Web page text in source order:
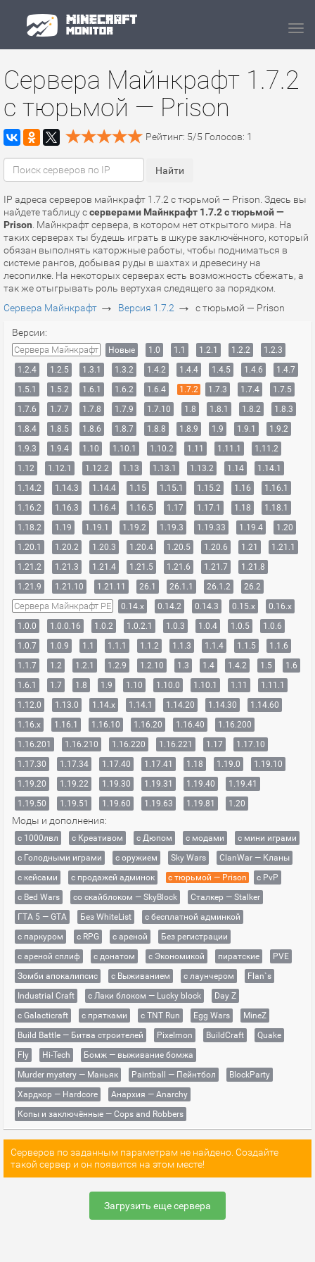
Сервера Майнкрафт 1.7.2
с тюрьмой — Prison
Рейтинг: 5/5 Голосов: 1
IP адреса серверов майнкрафт 1.7.2 с тюрьмой — Prison. Здесь вы
найдете таблицу ссерверами Майнкрафт 1.7.2 с тюрьмой —
Prison . Майнкрафт сервера, в котором нет открытого мира. На
таких серверах ты будешь играть в шкуре заключённого, который
обязан выполнять каторжные работы, чтобы подниматься в
системе рангов, добывая руды в шахтах и древесину на
лесопилке. На некоторых серверах есть возможность сбежать, а
так же отыгрывать роль вертухая следящего за порядком.
Сервера Майнкрафт → Версия 1.7.2 → с тюрьмой — Prison
Версии:
Сервера Майнкрафт Новые 1.0 1.1 1.2.1 1.2.2
1.2.3
1.2.4
1.2.5 1.3.1 1.3.2 1.4.2 1.4.4 1.4.5 1.4.6
1.4.7
1.5.1
1.5.2 1.6.1 1.6.2 1.6.4 1.7.2 1.7.3 1.7.4
1.7.5
1.7.6
1.7.7 1.7.8 1.7.9 1.7.10 1.8 1.8.1 1.8.2
1.8.3
1.8.4
1.8.5 1.8.6 1.8.7 1.8.8 1.8.9 1.9 1.9.1
1.9.2
1.9.3
1.9.4 1.10 1.10.1 1.10.2 1.11 1.11.1
1.11.2
1.12
1.12.1 1.12.2 1.13 1.13.1 1.13.2 1.14
1.14.1
1.14.2
1.14.3 1.14.4 1.15 1.15.1 1.15.2 1.16
1.16.1
1.16.2
1.16.3 1.16.4 1.16.5 1.17 1.17.1 1.18
1.18.1
1.18.2
1.19 1.19.1 1.19.2 1.19.3 1.19.33 1.19.4
1.20
1.20.1
1.20.2 1.20.3 1.20.4 1.20.5 1.20.6 1.21
1.21.1
1.21.2
1.21.3 1.21.4 1.21.5 1.21.6 1.21.7
1.21.8
1.21.9
1.21.10 1.21.11 26.1 26.1.1 26.1.2 26.2
Сервера Майнкрафт PE 0.14.x 0.14.2 0.14.3 0.15.x
0.16.x
1.0.0
1.0.0.16 1.0.2 1.0.2.1 1.0.3 1.0.4 1.0.5
1.0.6
1.0.7
1.0.9 1.1 1.1.1 1.1.2 1.1.3 1.1.4 1.1.5
1.1.6
1.1.7
1.2 1.2.1 1.2.9 1.2.10 1.3 1.4 1.4.2 1.5
1.6
1.6.1
1.7 1.8 1.9 1.10 1.10.0 1.10.1 1.11
1.11.1
1.12.0
1.13.0 1.14.x 1.14.1 1.14.20 1.14.30
1.14.60
1.16.x
1.16.1 1.16.10 1.16.20 1.16.40
1.16.200
1.16.201
1.16.210 1.16.220 1.16.221 1.17
1.17.10
1.17.30
1.17.34 1.17.40 1.17.41 1.18 1.19.0
1.19.10
1.19.20
1.19.22 1.19.30 1.19.31 1.19.40
1.19.41
1.19.50
1.19.51 1.19.60 1.19.63 1.19.81 1.20
Моды и дополнения:
с 1000лвл c Креативом с Дюпом с модами
с мини играми
с Голодными играми
с оружием Sky Wars
ClanWar — Кланы
с кейсами
с продажей админок с тюрьмой — Prison
с PvP
с Bed Wars
со скайблоком — SkyBlock
Сталкер — Stalker
ГТА 5 — GTA
Без WhiteList
с бесплатной админкой
с паркуром
с RPG с ареной
Без регистрации
с ареной сплиф
с донатом с Экономикой пиратские
PVE
Зомби апокалипсис
с Выживанием с лаунчером
Flan`s
Industrial Craft
с Лаки блоком — Lucky block
Day Z
с Galacticraft
с прятками с TNT Run Egg Wars
MineZ
Build Battle — Битва строителей
Pixelmon BuildCraft
Quake
Fly
Hi-Tech
Бомж — выживание бомжа
Murder mystery — Маньяк
Paintball — Пейнтбол
BlockParty
Хардкор — Hardcore
Анархия — Anarchy
Копы и заключённые — Cops and Robbers
Серверов по заданным параметрам не найдено. Создайте
такой сервер и он появится на этом месте!
Загрузить еще сервера